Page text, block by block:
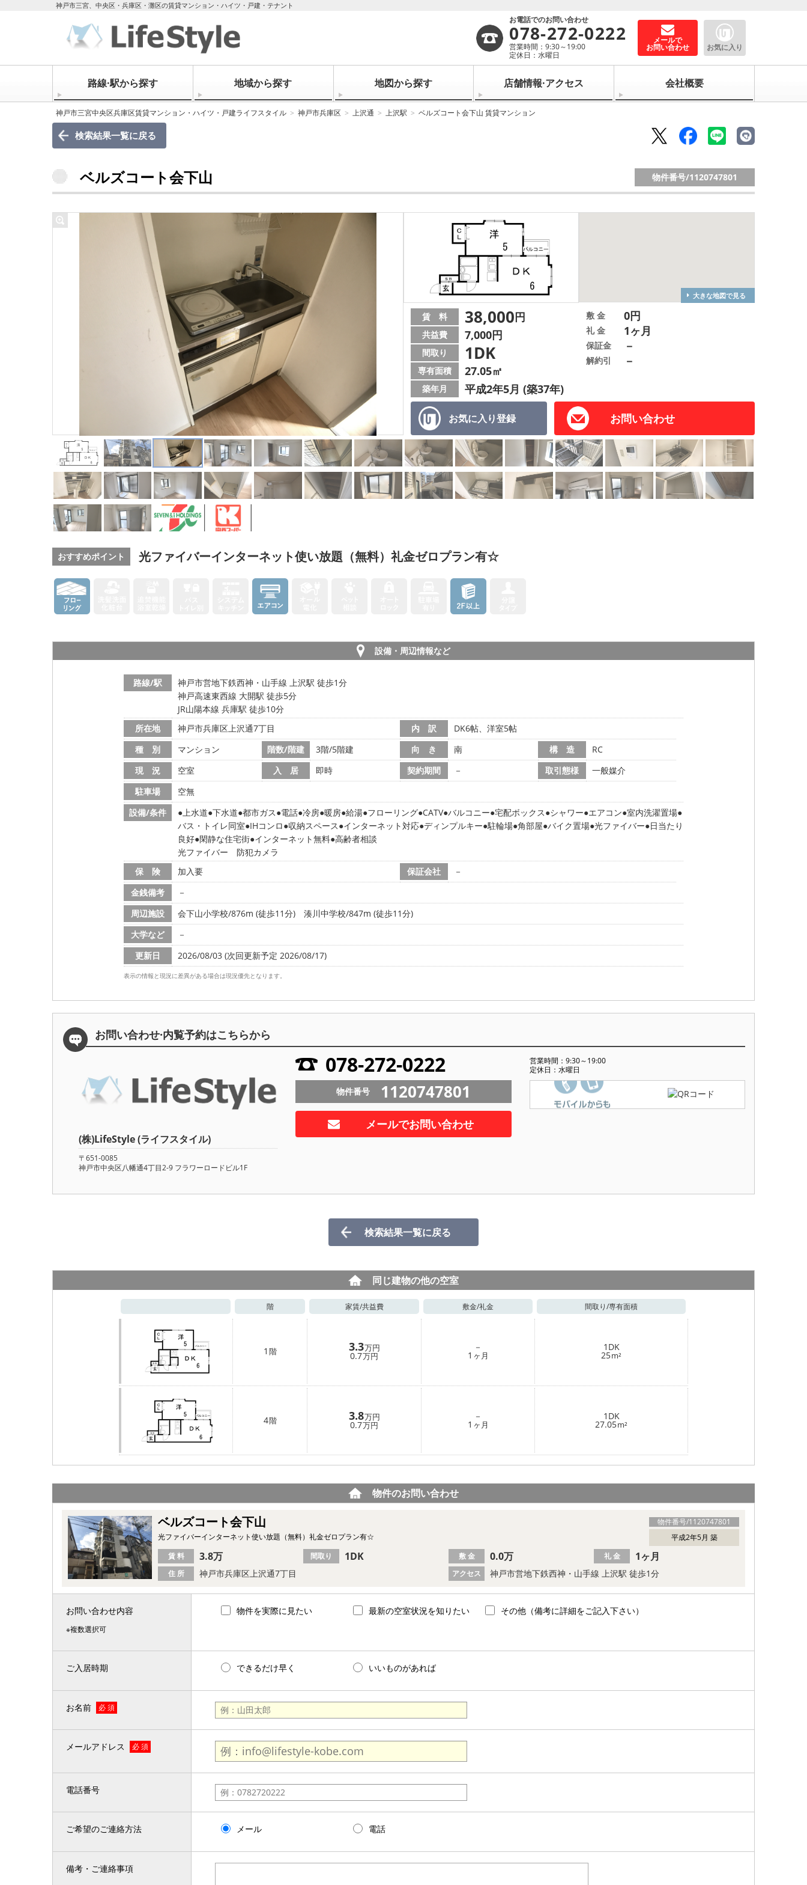
神戸市三宮、中央区・兵庫区・灘区の賃貸マンション・ハイツ・戸建・テナント
お電話でのお問い合わせ
078-272-0222
営業時間：9:30～19:00
定休日：水曜日
メールで
お問い合わせ お気に入り
路線·駅から探す 地域から探す 地図から探す 店舗情報·アクセス 会社概要
神戸市三宮中央区兵庫区賃貸マンション・ハイツ・戸建ライフスタイル 神戸市兵庫区 上沢通 上沢駅 ベルズコート会下山 賃貸マンション
検索結果一覧に戻る
ベルズコート会下山 物件番号/1120747801
大きな地図で見る
お気に入り登録 お問い合わせ
賃 料 38,000円
共益費 7,000円
間取り 1DK
専有面積 27.05㎡
築年月 平成2年5月 (築37年)
敷 金 0円
礼 金 1ヶ月
保証金 －
解約引 －
おすすめポイント 光ファイバーインターネット使い放題（無料）礼金ゼロプラン有☆
設備・周辺情報など
路線/駅
神戸市営地下鉄西神・山手線 上沢駅 徒歩1分
神戸高速東西線 大開駅 徒歩5分
JR山陽本線 兵庫駅 徒歩10分
所在地
神戸市兵庫区上沢通7丁目 内 訳
DK6帖、洋室5帖
種 別
マンション 階数/階建 3階/5階建 向 き 南 構 造
RC
現 況
空室 入 居 即時 契約期間 － 取引態様
一般媒介
駐車場
空無
設備/条件
上水道 下水道 都市ガス 電話 冷房 暖房 給湯 フローリング CATV バルコニー 宅配ボックス シャワー エアコン 室内洗濯置場
バス・トイレ同室 IHコンロ 収納スペース インターネット対応 ディンプルキー 駐輪場 角部屋 バイク置場 光ファイバー 日当たり
良好 閑静な住宅街 インターネット無料 高齢者相談
光ファイバー 防犯カメラ
保 険
加入要 保証会社
－
金銭備考
－
周辺施設
会下山小学校/876m (徒歩11分)
湊川中学校/847m (徒歩11分)
大学など
－
更新日
2026/08/03 (次回更新予定 2026/08/17)
表示の情報と現況に差異がある場合は現況優先となります。
お問い合わせ·内覧予約はこちらから
(株)LifeStyle (ライフスタイル)
〒651-0085
神戸市中央区八幡通4丁目2-9 フラワーロードビル1F
078-272-0222
営業時間：9:30～19:00
定休日：水曜日
物件番号 1120747801
メールでお問い合わせ
検索結果一覧に戻る
同じ建物の他の空室
階 家賃/共益費 敷金/礼金 間取り/専有面積
1 階 3.3万円
0.7万円
－
1 ヶ月
1DK
25m²
4階 3.8万円
0.7万円
－
1 ヶ月
1DK
27.05m²
物件のお問い合わせ
物件番号/1120747801
ベルズコート会下山
平成2年5月 築
光ファイバーインターネット使い放題（無料）礼金ゼロプラン有☆
住 所 神戸市兵庫区上沢通7丁目 アクセス 神戸市営地下鉄西神・山手線 上沢駅 徒歩1分
賃 料 3.8万 間取り 1DK 敷 金 0.0万 礼 金 1ヶ月
お問い合わせ内容
※複数選択可
物件を実際に見たい 最新の空室状況を知りたい その他（備考に詳細をご記入下さい）
ご入居時期 できるだけ早く いいものがあれば
お名前 必 須
メールアドレス 必 須
電話番号
ご希望のご連絡方法 メール 電話
備考・ご連絡事項